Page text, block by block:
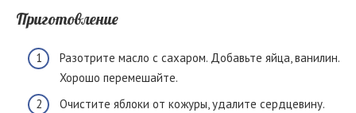
Приготовление
Разотрите масло с сахаром. Добавьте яйца, ванилин.
Хорошо перемешайте.
Очистите яблоки от кожуры, удалите сердцевину.